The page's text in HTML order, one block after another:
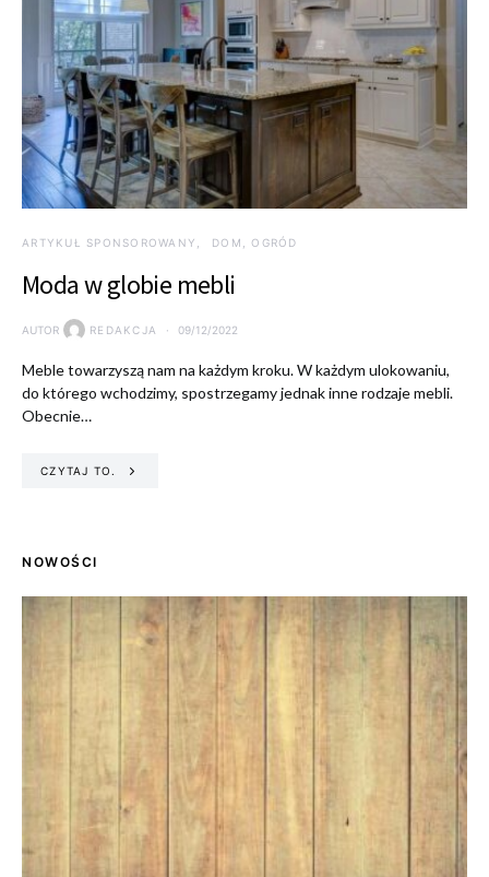
ARTYKUŁ SPONSOROWANY DOM, OGRÓD
Moda w globie mebli
AUTOR REDAKCJA 09/12/2022
Meble towarzyszą nam na każdym kroku. W każdym ulokowaniu,
do którego wchodzimy, spostrzegamy jednak inne rodzaje mebli.
Obecnie…
CZYTAJ TO.
NOWOŚCI